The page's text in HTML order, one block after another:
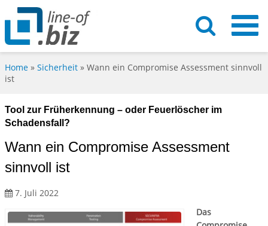
Home » Sicherheit » Wann ein Compromise Assessment sinnvoll
ist
Tool zur Früherkennung – oder Feuerlöscher im
Schadensfall?
Wann ein Compromise Assessment
sinnvoll ist
7. Juli 2022
Das